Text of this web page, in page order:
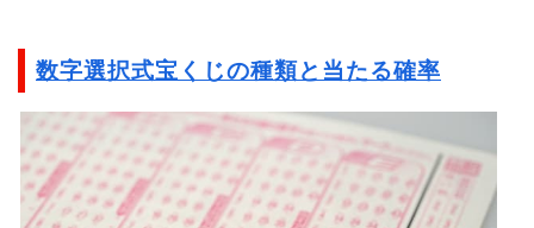
数字選択式宝くじの種類と当たる確率